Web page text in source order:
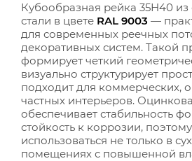
Кубообразная рейка 35Н40
стали в цвете RAL 9003 —
для современных реечных
декоративных систем. Такой
формирует четкий
визуально структурирует
подходит для коммерческих,
частных интерьеров.
обеспечивает стабильность
стойкость к коррозии,
использоваться не только в
помещениях с повышенной